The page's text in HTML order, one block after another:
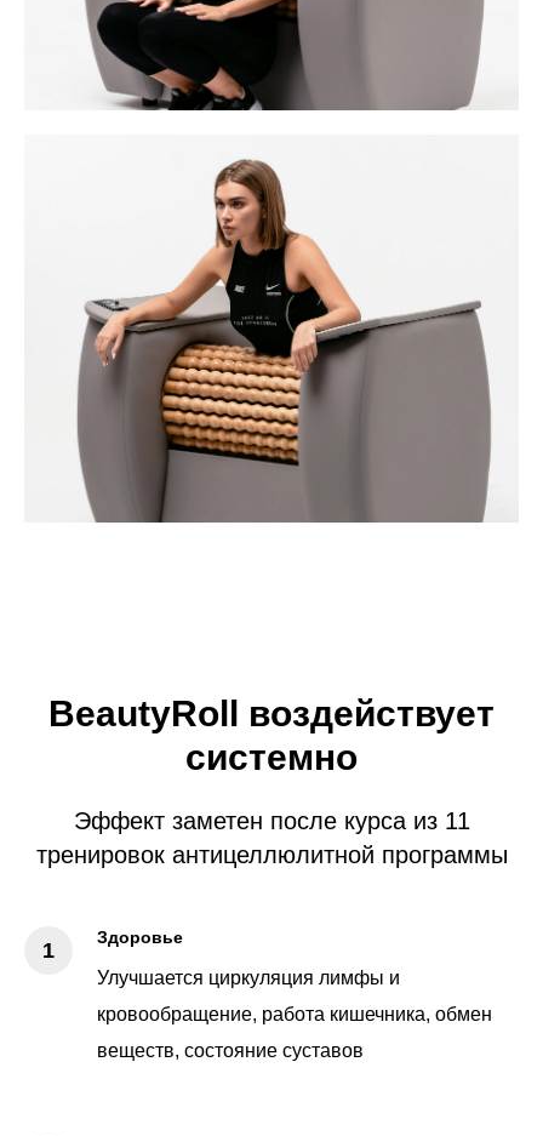
BeautyRoll воздействует
системно
Эффект заметен после курса из 11
тренировок антицеллюлитной программы
Здоровье
Улучшается циркуляция лимфы и
кровообращение, работа кишечника, обмен
веществ, состояние суставов